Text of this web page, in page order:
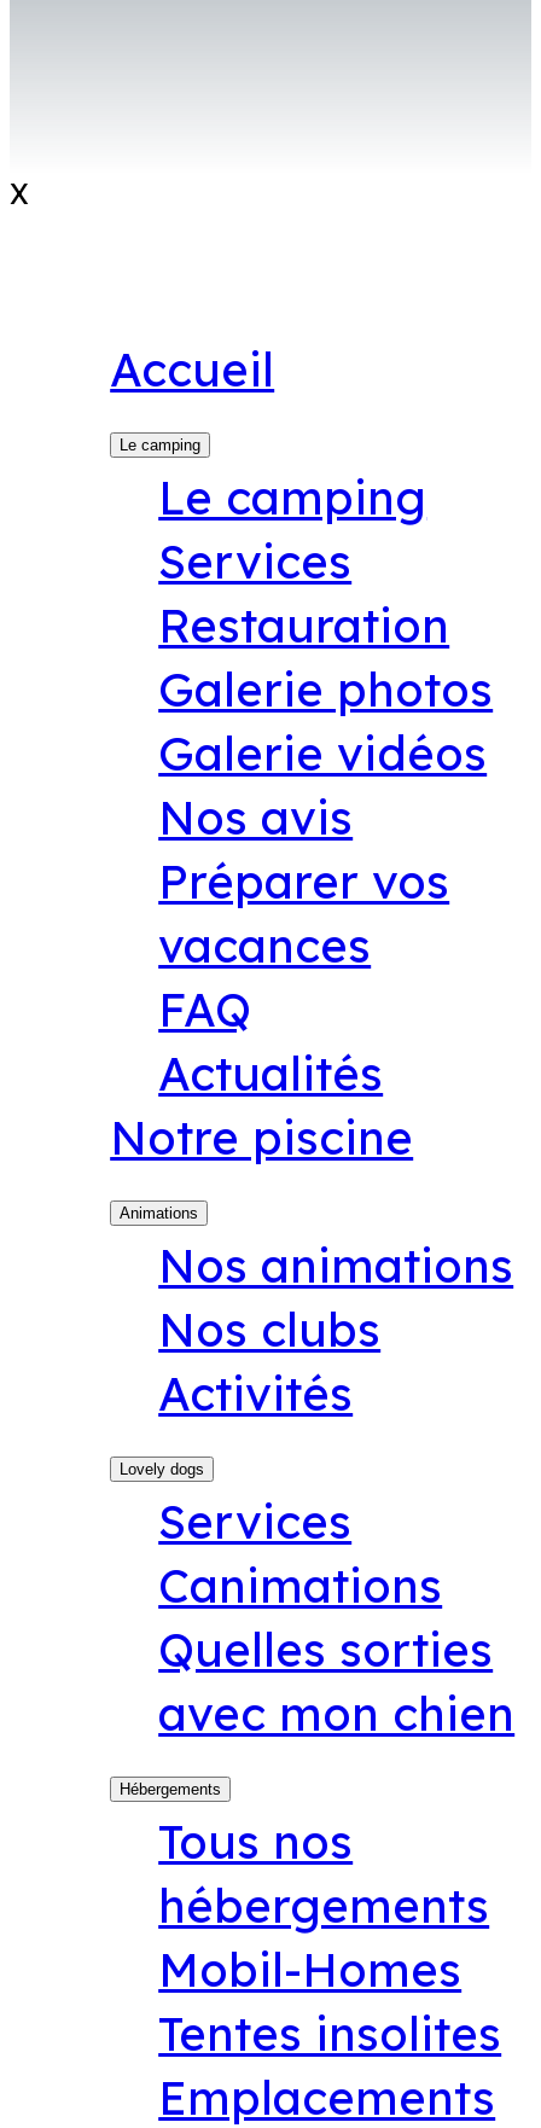
X
Accueil
Le camping
Le camping
Services
Restauration
Galerie photos
Galerie vidéos
Nos avis
Préparer vos
vacances
FAQ
Actualités
Notre piscine
Animations
Nos animations
Nos clubs
Activités
Lovely dogs
Services
Canimations
Quelles sorties
avec mon chien
Hébergements
Tous nos
hébergements
Mobil-Homes
Tentes insolites
Emplacements